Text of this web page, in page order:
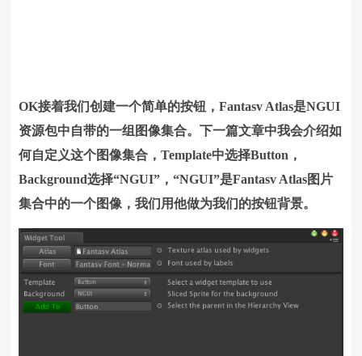
OK接着我们创建一个简单的按钮，Fantasv Atlas是NGUI
资源包中自带的一组图像集合。下一篇文章中我会介绍如
何自定义这个图像集合，Template中选择Button，
Background选择“NGUI”，“NGUI”是Fantasv Atlas图片
集合中的一个图像，我们用他做为我们的按钮背景。